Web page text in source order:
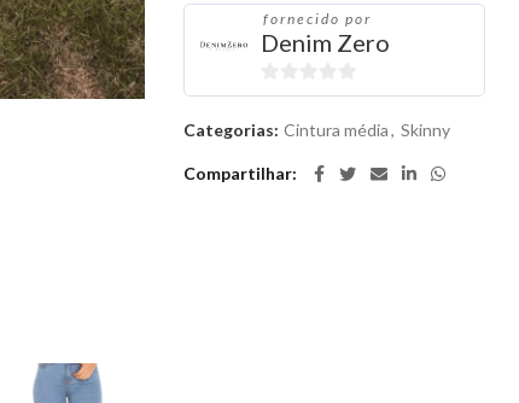
fornecido por
Denim Zero
0
5
Categorias: Cintura média, Skinny
Compartilhar